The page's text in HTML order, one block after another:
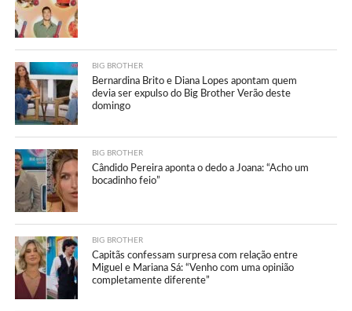
BIG BROTHER
Bernardina Brito e Diana Lopes apontam quem
devia ser expulso do Big Brother Verão deste
domingo
BIG BROTHER
Cândido Pereira aponta o dedo a Joana: “Acho um
bocadinho feio”
BIG BROTHER
Capitãs confessam surpresa com relação entre
Miguel e Mariana Sá: “Venho com uma opinião
completamente diferente”